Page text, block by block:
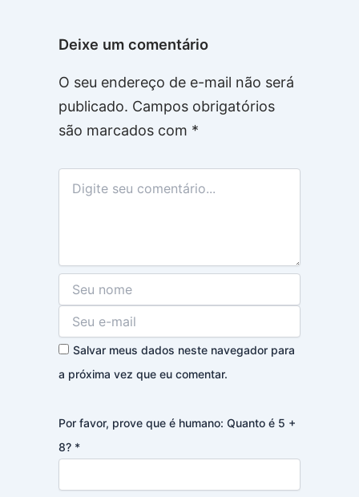
Deixe um comentário
O seu endereço de e-mail não será
publicado. Campos obrigatórios
são marcados com *
Salvar meus dados neste navegador para
a próxima vez que eu comentar.
Por favor, prove que é humano: Quanto é 5 +
8? *